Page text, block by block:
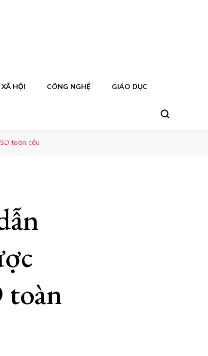
HỘI CÔNG NGHỆ
GIÁO DỤC
toàn cầu
toàn